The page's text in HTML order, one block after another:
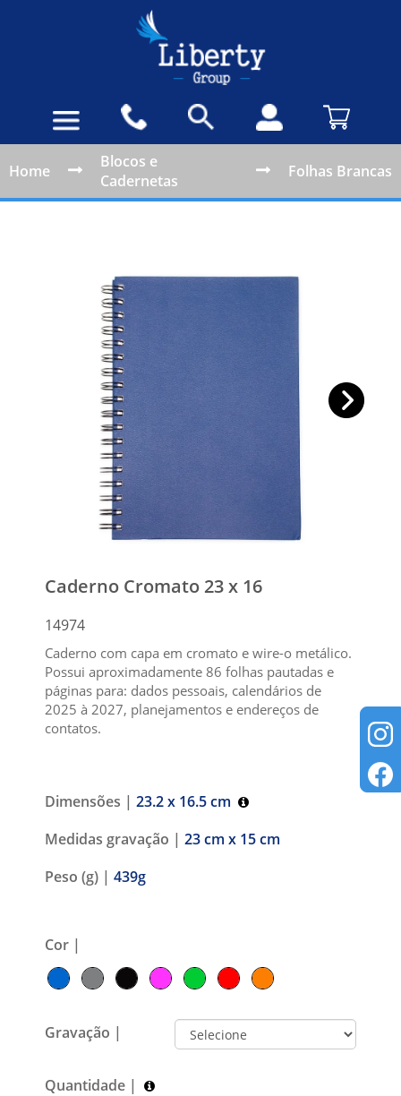
Home
Blocos e
Cadernetas
Folhas Brancas
Caderno Cromato 23 x 16
14974
Caderno com capa em cromato e wire-o metálico.
Possui aproximadamente 86 folhas pautadas e
páginas para: dados pessoais, calendários de
2025 à 2027, planejamentos e endereços de
contatos.
Dimensões | 23.2 x 16.5 cm
Medidas gravação | 23 cm x 15 cm
Peso (g) | 439g
Cor |
Gravação |
Quantidade |